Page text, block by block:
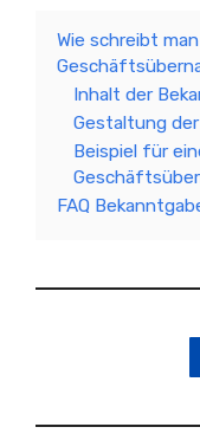
Wie schreibt
Inhalt der
Gestaltung
Beispiel für
FAQ